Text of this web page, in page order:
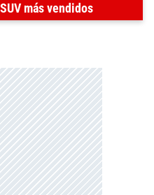
más vendidos